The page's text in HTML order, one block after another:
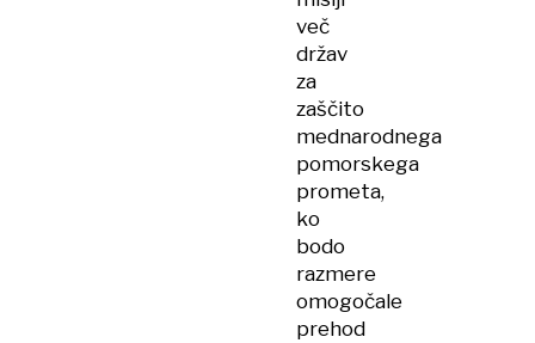
več
držav
za
zaščito
mednarodnega
pomorskega
prometa,
ko
bodo
razmere
omogočale
prehod